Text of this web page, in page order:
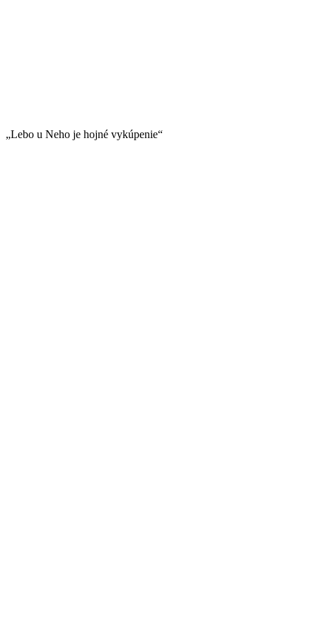
„Lebo u Neho je hojné vykúpenie“